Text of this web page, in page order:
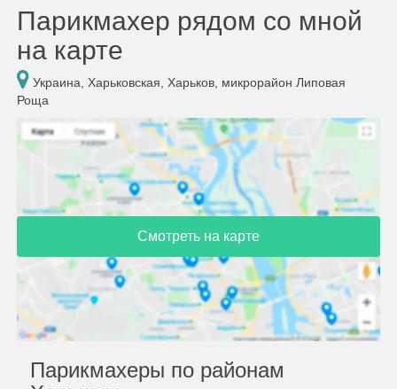
Парикмахер рядом со мной
на карте
Украина, Харьковская, Харьков, микрорайон Липовая
Роща
Смотреть на карте
Парикмахеры по районам